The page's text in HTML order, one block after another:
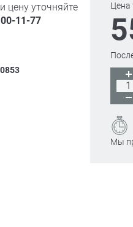
Цена
Мы
цену уточняйте
11-77